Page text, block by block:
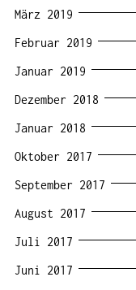
März 2019
Februar 2019
Januar 2019
Dezember 2018
Januar 2018
Oktober 2017
September 2017
August 2017
Juli 2017
Juni 2017